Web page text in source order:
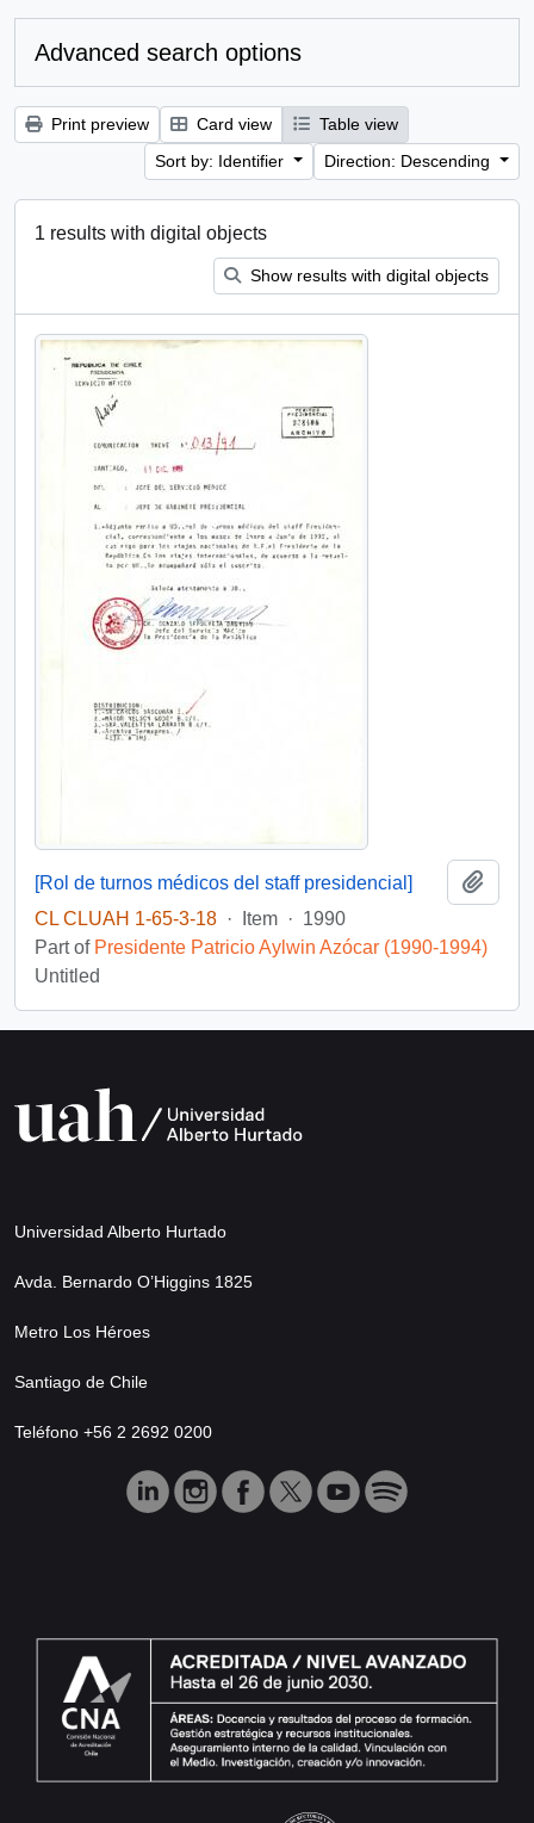
Advanced search options
Print preview Card view
Table view
Sort by: Identifier
Direction: Descending
1 results with digital objects
Show results with digital objects
[Rol de turnos médicos del staff presidencial]
CL CLUAH 1-65-3-18 · Item · 1990
Part of Presidente Patricio Aylwin Azócar (1990-1994)
Untitled
Universidad Alberto Hurtado
Avda. Bernardo O’Higgins 1825
Metro Los Héroes
Santiago de Chile
Teléfono +56 2 2692 0200